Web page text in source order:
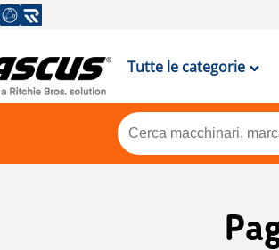
Tutte le categorie